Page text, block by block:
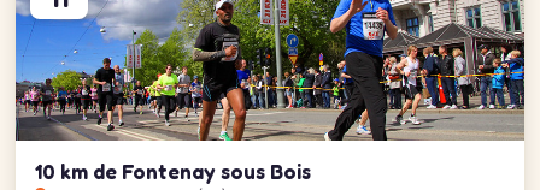
10 km de Fontenay sous Bois